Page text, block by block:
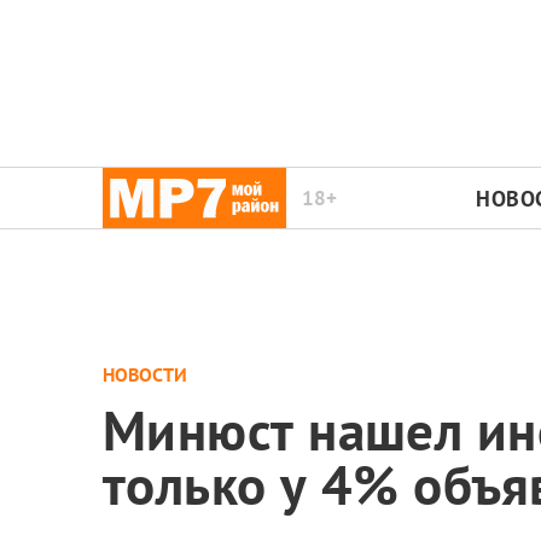
18+
НОВОСТИ
Минюст нашел
только у 4%